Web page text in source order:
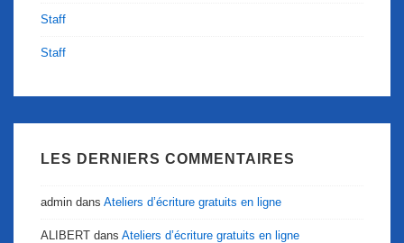
Staff
Staff
LES DERNIERS COMMENTAIRES
admin dans Ateliers d’écriture gratuits en ligne
ALIBERT dans Ateliers d’écriture gratuits en ligne